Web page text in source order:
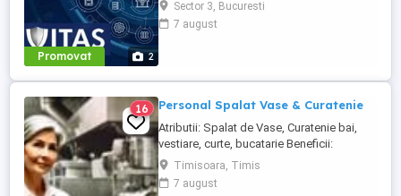
Promovat 2
Bucuresti) CONTACT: apel la numarul din
anunt Locatia: Park Lake, metrou Dristor
masa si alte ore suplimentare. ...
Sector 3, Bucuresti
7 august
16 Personal Spalat Vase & Curatenie
Atributii: Spalat de Vase, Curatenie bai,
vestiare, curte, bucatarie Beneficii:
Contract de munca pe perioada
nedeterminata, Norma intreaga, Pachet
salarial motivant, Mediu de lucru placut
Timisoara, Timis
7 august